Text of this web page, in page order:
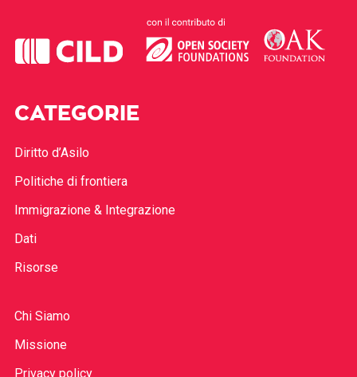
CATEGORIE
Diritto d’Asilo
Politiche di frontiera
Immigrazione & Integrazione
Dati
Risorse
Chi Siamo
Missione
Privacy policy